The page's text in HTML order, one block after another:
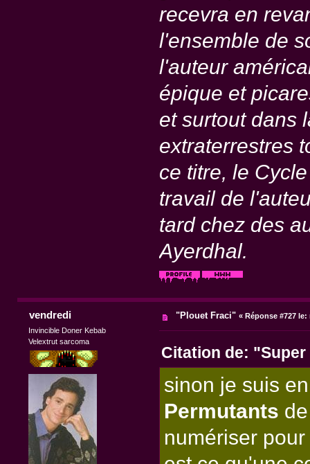
recevra en
l'ensemble de
l'auteur
épique et
et surtout dans
extraterrestres
ce titre, le
travail de
tard chez des
Ayerdhal.
vendredi
Invincible Doner Kebab
Velextrut sarcoma
"Plouet Fraci" «Réponse #727 le:
Citation de:
sinon je suis
Permutants
numériser